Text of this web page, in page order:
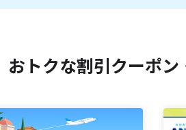
おトクな割引クーポ